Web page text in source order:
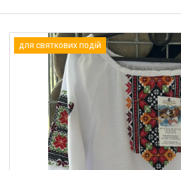
для святкових подій